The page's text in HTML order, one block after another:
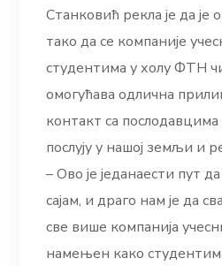
Станковић рекла је да
тако да се компаније
студентима у холу ФТН
омогућава одлична
контакт са послодавцима
послују у нашој земљи и
– Ово је једанаести пут
сајам, и драго нам је да
све више компанија
намењен како